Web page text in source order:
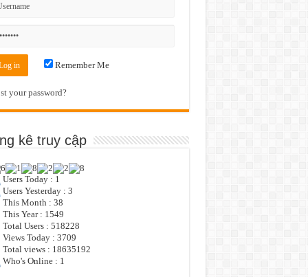
Remember Me
your password?
kê truy cập
Users Today : 1
Users Yesterday : 3
This Month : 38
This Year : 1549
Total Users : 518228
Views Today : 3709
Total views : 18635192
Who's Online : 1